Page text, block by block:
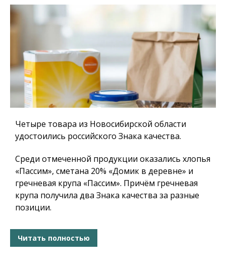
Четыре товара из Новосибирской области
удостоились российского Знака качества.
Среди отмеченной продукции оказались хлопья
«Пассим», сметана 20% «Домик в деревне» и
гречневая крупа «Пассим». Причём гречневая
крупа получила два Знака качества за разные
позиции.
Читать полностью